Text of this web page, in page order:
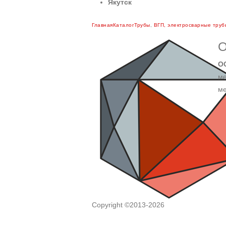
Якутск
ГлавнаяКаталогТрубы ВГП, электросварные
Copyright ©2013-2026